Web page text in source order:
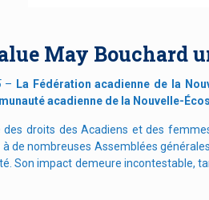
May Bouchard
– La Fédération acadienne de la
acadienne de la Nouvelle-
droits des Acadiens et des
à de nombreuses Assemblées
Son impact demeure incontestable,